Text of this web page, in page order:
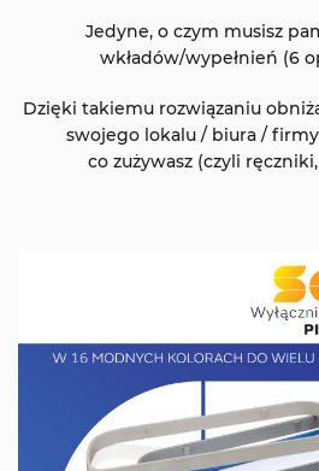
Jedyne, o czym musisz
wkładów/wypełnień (6
Dzięki takiemu rozwiązaniu
swojego lokalu / biura / firmy
co zużywasz (czyli